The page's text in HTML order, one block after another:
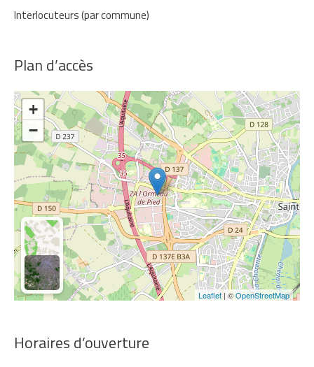
Interlocuteurs (par commune)
Plan d’accès
+
−
Leaflet | ©OpenStreetMap
Horaires d’ouverture